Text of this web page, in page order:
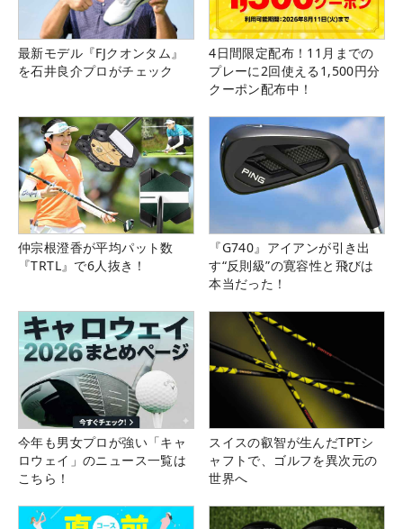
最新モデル『FJクオンタム』
を石井良介プロがチェック
4日間限定配布！11月までの
プレーに2回使える1,500円分
クーポン配布中！
仲宗根澄香が平均パット数
『TRTL』で6人抜き！
『G740』アイアンが引き出
す“反則級”の寛容性と飛びは
本当だった！
今年も男女プロが強い「キャ
ロウェイ」のニュース一覧は
こちら！
スイスの叡智が生んだTPTシ
ャフトで、ゴルフを異次元の
世界へ